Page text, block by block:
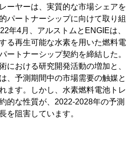
ーヤーは、実質的な市場シェアを
パートナーシップに向けて取り組
年4月、アルストムとENGIEは、
る再生可能な水素を用いた燃料電
ートナーシップ契約を締結した。
における研究開発活動の増加と、
、予測期間中の市場需要の触媒と
ます。しかし、水素燃料電池トレ
的な性質が、2022-2028年の予測
を阻害しています。